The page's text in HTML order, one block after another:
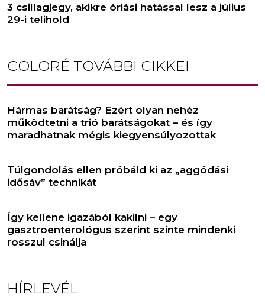
3 csillagjegy, akikre óriási hatással lesz a július
29-i telihold
COLORÉ TOVÁBBI CIKKEI
Hármas barátság? Ezért olyan nehéz
működtetni a trió barátságokat – és így
maradhatnak mégis kiegyensúlyozottak
Túlgondolás ellen próbáld ki az „aggódási
idősáv” technikát
Így kellene igazából kakilni – egy
gasztroenterológus szerint szinte mindenki
rosszul csinálja
HÍRLEVÉL